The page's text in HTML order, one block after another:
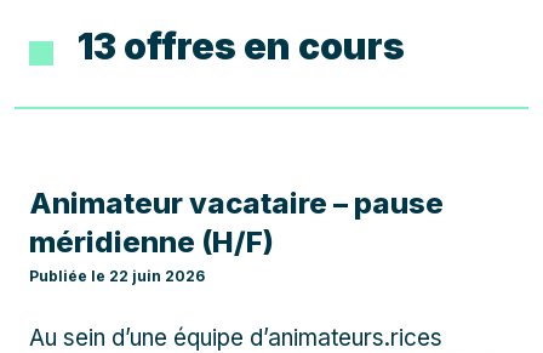
13 offres en cours
Animateur vacataire – pause
méridienne (H/F)
Publiée le 22 juin 2026
Au sein d’une équipe d’animateurs.rices